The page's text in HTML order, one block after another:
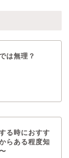
は無理？
る時におすす
らある程度知